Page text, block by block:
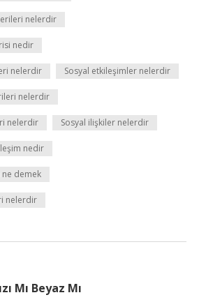
nelerdir
nedir
nelerdir Sosyal etkileşimler nelerdir
nelerdir
nelerdir Sosyal ilişkiler nelerdir
nedir
demek
nelerdir
Mı Beyaz Mı